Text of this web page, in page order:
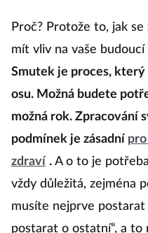
Proč? Protože to, jak
mít vliv na vaše
Smutek je proces,
osu. Možná budete
možná rok. Zpracování
podmínek je zásadní
zdraví .A o to je
vždy důležitá, zejména
musíte nejprve postarat
postarat o ostatní“, a to